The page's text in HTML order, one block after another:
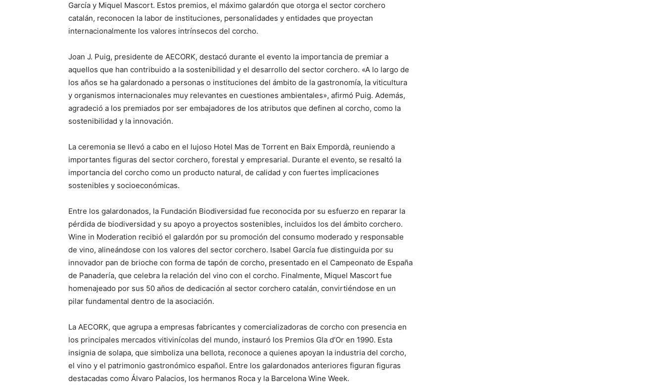
García y Miquel Mascort. Estos premios, el máximo galardón que otorga el sector corchero
catalán, reconocen la labor de instituciones, personalidades y entidades que proyectan
internacionalmente los valores intrínsecos del corcho.
Joan J. Puig, presidente de AECORK, destacó durante el evento la importancia de premiar a
aquellos que han contribuido a la sostenibilidad y el desarrollo del sector corchero. «A lo largo de
los años se ha galardonado a personas o instituciones del ámbito de la gastronomía, la viticultura
y organismos internacionales muy relevantes en cuestiones ambientales», afirmó Puig. Además,
agradeció a los premiados por ser embajadores de los atributos que definen al corcho, como la
sostenibilidad y la innovación.
La ceremonia se llevó a cabo en el lujoso Hotel Mas de Torrent en Baix Empordà, reuniendo a
importantes figuras del sector corchero, forestal y empresarial. Durante el evento, se resaltó la
importancia del corcho como un producto natural, de calidad y con fuertes implicaciones
sostenibles y socioeconómicas.
Entre los galardonados, la Fundación Biodiversidad fue reconocida por su esfuerzo en reparar la
pérdida de biodiversidad y su apoyo a proyectos sostenibles, incluidos los del ámbito corchero.
Wine in Moderation recibió el galardón por su promoción del consumo moderado y responsable
de vino, alineándose con los valores del sector corchero. Isabel García fue distinguida por su
innovador pan de brioche con forma de tapón de corcho, presentado en el Campeonato de España
de Panadería, que celebra la relación del vino con el corcho. Finalmente, Miquel Mascort fue
homenajeado por sus 50 años de dedicación al sector corchero catalán, convirtiéndose en un
pilar fundamental dentro de la asociación.
La AECORK, que agrupa a empresas fabricantes y comercializadoras de corcho con presencia en
los principales mercados vitivinícolas del mundo, instauró los Premios Gla d’Or en 1990. Esta
insignia de solapa, que simboliza una bellota, reconoce a quienes apoyan la industria del corcho,
el vino y el patrimonio gastronómico español. Entre los galardonados anteriores figuran figuras
destacadas como Álvaro Palacios, los hermanos Roca y la Barcelona Wine Week.